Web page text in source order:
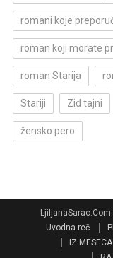
romani koje
roman koji morate
roman Starija
Stariji Zid tajni
žensko pero
LjiljanaSarac.Com
Uvodna reč
IZ MESECA